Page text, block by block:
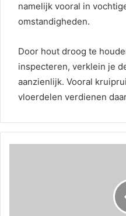
namelijk vooral in
omstandigheden.
Door hout droog te
inspecteren, verklein je
aanzienlijk. Vooral
vloerdelen verdienen